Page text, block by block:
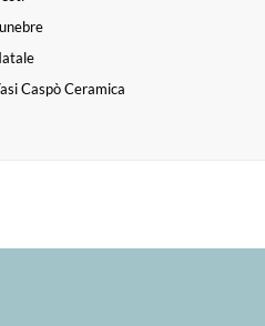
Caspò Ceramica